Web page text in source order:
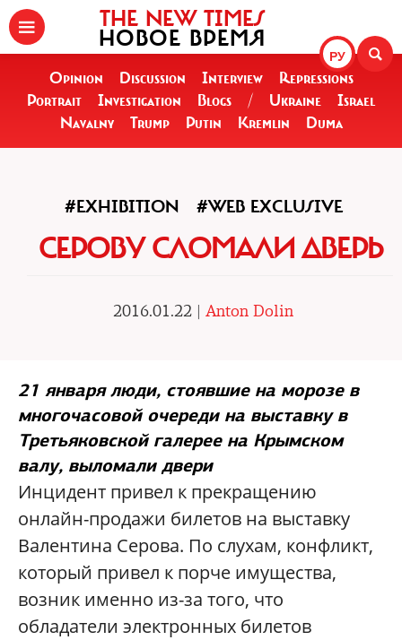
РУ
THE NEW TIMES
НОВОЕ ВРЕМЯ
Opinion Discussion Interview
Repressions
Portrait
Investigation Blogs / Ukraine
Israel
Navalny
Trump Putin Kremlin Duma
#EXHIBITION #WEB EXCLUSIVE
СЕРОВУ СЛОМАЛИ ДВЕРЬ
2016.01.22 | Anton Dolin
21 января люди, стоявшие на морозе в
многочасовой очереди на выставку в
Третьяковской галерее на Крымском
валу, выломали двери
Инцидент привел к прекращению
онлайн-продажи билетов на выставку
Валентина Серова. По слухам, конфликт,
который привел к порче имущества,
возник именно из-за того, что
обладатели электронных билетов